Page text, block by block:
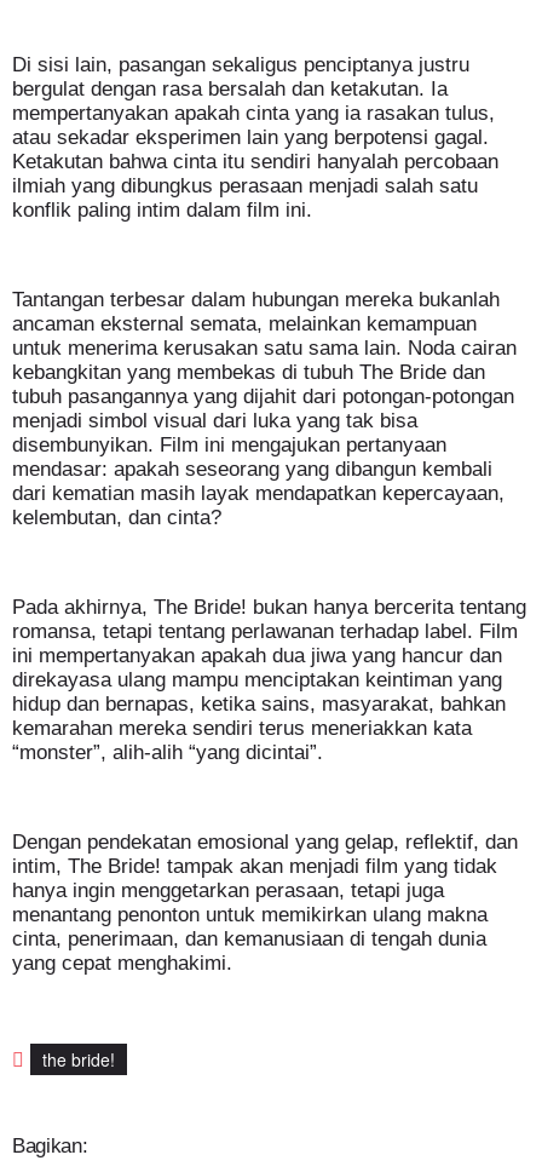
Di sisi lain, pasangan sekaligus penciptanya justru
bergulat dengan rasa bersalah dan ketakutan. Ia
mempertanyakan apakah cinta yang ia rasakan tulus,
atau sekadar eksperimen lain yang berpotensi gagal.
Ketakutan bahwa cinta itu sendiri hanyalah percobaan
ilmiah yang dibungkus perasaan menjadi salah satu
konflik paling intim dalam film ini.
Tantangan terbesar dalam hubungan mereka bukanlah
ancaman eksternal semata, melainkan kemampuan
untuk menerima kerusakan satu sama lain. Noda cairan
kebangkitan yang membekas di tubuh The Bride dan
tubuh pasangannya yang dijahit dari potongan-potongan
menjadi simbol visual dari luka yang tak bisa
disembunyikan. Film ini mengajukan pertanyaan
mendasar: apakah seseorang yang dibangun kembali
dari kematian masih layak mendapatkan kepercayaan,
kelembutan, dan cinta?
Pada akhirnya, The Bride! bukan hanya bercerita tentang
romansa, tetapi tentang perlawanan terhadap label. Film
ini mempertanyakan apakah dua jiwa yang hancur dan
direkayasa ulang mampu menciptakan keintiman yang
hidup dan bernapas, ketika sains, masyarakat, bahkan
kemarahan mereka sendiri terus meneriakkan kata
“monster”, alih-alih “yang dicintai”.
Dengan pendekatan emosional yang gelap, reflektif, dan
intim, The Bride! tampak akan menjadi film yang tidak
hanya ingin menggetarkan perasaan, tetapi juga
menantang penonton untuk memikirkan ulang makna
cinta, penerimaan, dan kemanusiaan di tengah dunia
yang cepat menghakimi.
the bride!
Bagikan: